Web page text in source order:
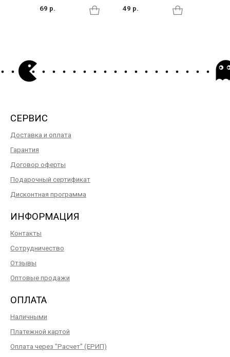
69 р.
49 р.
СЕРВИС
Доставка и оплата
Гарантия
Договор оферты
Подарочный сертификат
Дисконтная программа
ИНФОРМАЦИЯ
Контакты
Сотрудничество
Отзывы
Оптовые продажи
ОПЛАТА
Наличными
Платежной картой
Оплата через "Расчет" (ЕРИП)